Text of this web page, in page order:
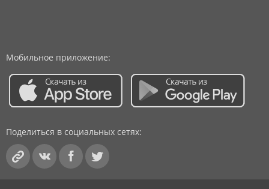
Мобильное приложение:
Поделиться в социальных сетях: